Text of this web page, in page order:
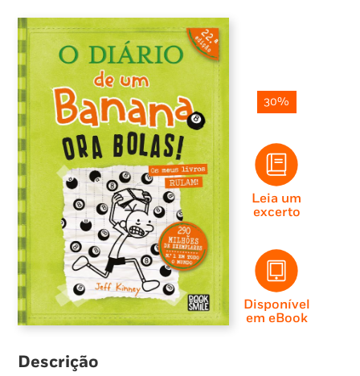
30%
Leia um
excerto
Disponível
em eBook
Descrição